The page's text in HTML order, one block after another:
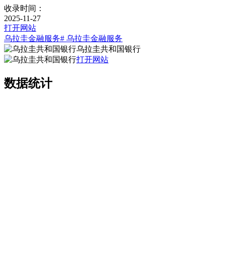
收录时间：
2025-11-27
打开网站
乌拉圭金融服务# 乌拉圭金融服务
乌拉圭共和国银行
打开网站
数据统计